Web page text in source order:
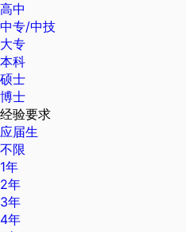
高中
中专/中技
大专
本科
硕士
博士
经验要求
应届生
不限
1年
2年
3年
4年